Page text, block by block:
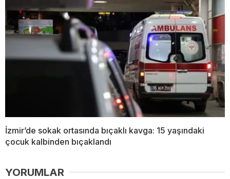
İzmir’de sokak ortasında bıçaklı kavga: 15 yaşındaki
çocuk kalbinden bıçaklandı
YORUMLAR